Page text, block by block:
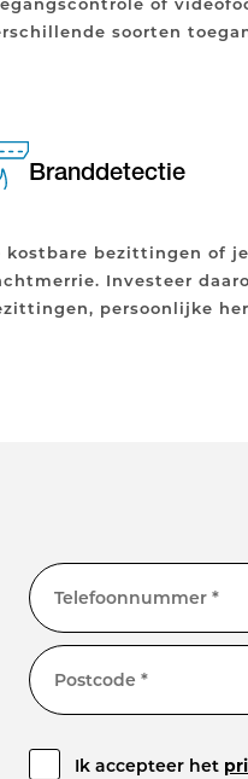
soorten
Branddetectie
kostbare bezittingen of
Investeer
persoonlijke
Telefoonnummer *
Postcode *
Ik accepteer het